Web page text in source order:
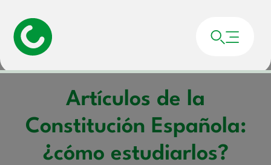
Portada»
Artículos de la
Constitución Española:
¿cómo estudiarlos?